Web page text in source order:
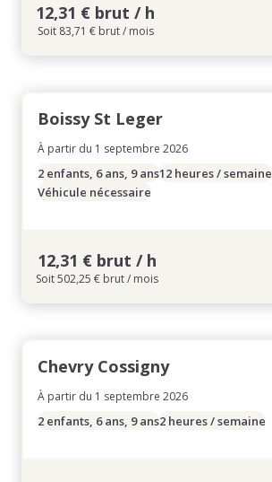
12,31 € brut / h
Soit 83,71 € brut / mois
Boissy St Leger
À partir du 1 septembre 2026
2 enfants, 6 ans, 9 ans12 heures / semaine
Véhicule nécessaire
12,31 € brut / h
Soit 502,25 € brut / mois
Chevry Cossigny
À partir du 1 septembre 2026
2 enfants, 6 ans, 9 ans2 heures / semaine